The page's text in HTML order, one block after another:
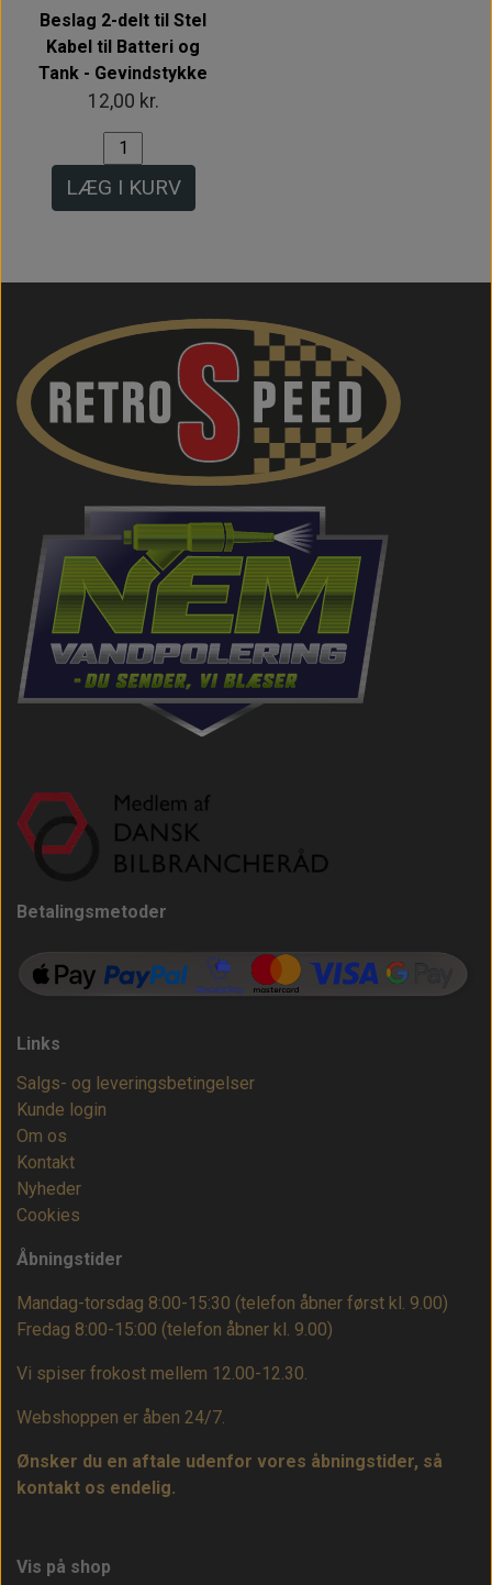
Beslag 2-delt til Stel
Kabel til Batteri og
Tank - Gevindstykke
12,00 kr.
LÆG I KURV
Betalingsmetoder
Links
Salgs- og leveringsbetingelser
Kunde login
Om os
Kontakt
Nyheder
Cookies
Åbningstider
Mandag-torsdag 8:00-15:30 (telefon åbner først kl. 9.00)
Fredag 8:00-15:00 (telefon åbner kl. 9.00)
Vi spiser frokost mellem 12.00-12.30.
Webshoppen er åben 24/7.
Ønsker du en aftale udenfor vores åbningstider, så
kontakt os endelig.
Vis på shop